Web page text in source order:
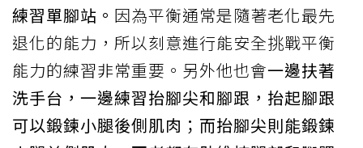
練習單腳站。 因為平衡通常是隨著老化最先
退化的能力，所以刻意進行能安全挑戰平衡
能力的練習非常重要。另外他也會一邊扶著
洗手台，一邊練習抬腳尖和腳跟，抬起腳跟
可以鍛鍊小腿後側肌肉；而抬腳尖則能鍛鍊